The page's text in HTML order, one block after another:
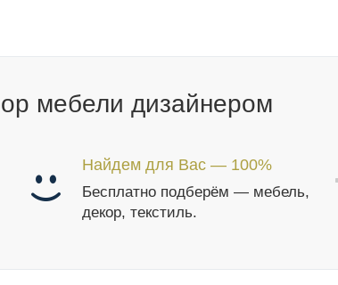
мебели дизайнером
Найдем для Вас — 100%
Бесплатно подберём — мебель,
декор, текстиль.